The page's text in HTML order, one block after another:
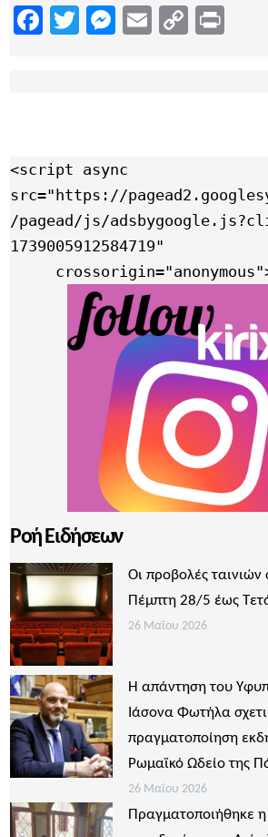
Facebook
TwitterMessenger
EmailCopy
<script async
src="https://
/pagead/js/
1739005912584719"
Ροή Ειδήσεων
Οι προβολές ταινιών
Πέμπτη 28/5 έως
26 Μαΐου 2026
Η απάντηση του
Ιάσονα Φωτήλα
πραγματοποίηση
Ρωμαϊκό Ωδείο της
26 Μαΐου 2026
Πραγματοποιήθηκε η